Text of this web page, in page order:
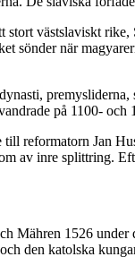
västslaviskt
sönder när
på 1100-
till reformatorn Jan
av inre splittring.
Mähren 1526 under
den katolska